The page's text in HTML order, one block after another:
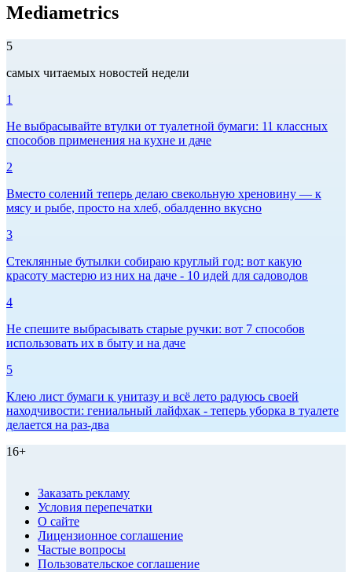
Mediametrics
5
самых читаемых новостей недели
1
Не выбрасывайте втулки от туалетной бумаги: 11 классных
способов применения на кухне и даче
2
Вместо солений теперь делаю свекольную хреновину — к
мясу и рыбе, просто на хлеб, обалденно вкусно
3
Стеклянные бутылки собираю круглый год: вот какую
красоту мастерю из них на даче - 10 идей для садоводов
4
Не спешите выбрасывать старые ручки: вот 7 способов
использовать их в быту и на даче
5
Клею лист бумаги к унитазу и всё лето радуюсь своей
находчивости: гениальный лайфхак - теперь уборка в туалете
делается на раз-два
16+
Заказать рекламу
Условия перепечатки
О сайте
Лицензионное соглашение
Частые вопросы
Пользовательское соглашение